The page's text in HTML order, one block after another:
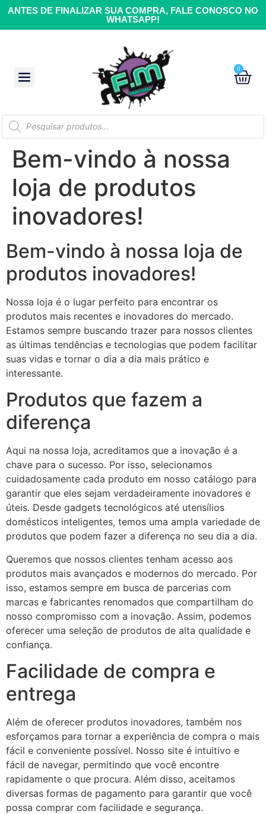
ANTES DE FINALIZAR SUA COMPRA, FALE CONOSCO NO
WHATSAPP!
0
Bem-vindo à nossa
loja de produtos
inovadores!
Bem-vindo à nossa loja de
produtos inovadores!
Nossa loja é o lugar perfeito para encontrar os
produtos mais recentes e inovadores do mercado.
Estamos sempre buscando trazer para nossos clientes
as últimas tendências e tecnologias que podem facilitar
suas vidas e tornar o dia a dia mais prático e
interessante.
Produtos que fazem a
diferença
Aqui na nossa loja, acreditamos que a inovação é a
chave para o sucesso. Por isso, selecionamos
cuidadosamente cada produto em nosso catálogo para
garantir que eles sejam verdadeiramente inovadores e
úteis. Desde gadgets tecnológicos até utensílios
domésticos inteligentes, temos uma ampla variedade de
produtos que podem fazer a diferença no seu dia a dia.
Queremos que nossos clientes tenham acesso aos
produtos mais avançados e modernos do mercado. Por
isso, estamos sempre em busca de parcerias com
marcas e fabricantes renomados que compartilham do
nosso compromisso com a inovação. Assim, podemos
oferecer uma seleção de produtos de alta qualidade e
confiança.
Facilidade de compra e
entrega
Além de oferecer produtos inovadores, também nos
esforçamos para tornar a experiência de compra o mais
fácil e conveniente possível. Nosso site é intuitivo e
fácil de navegar, permitindo que você encontre
rapidamente o que procura. Além disso, aceitamos
diversas formas de pagamento para garantir que você
possa comprar com facilidade e segurança.